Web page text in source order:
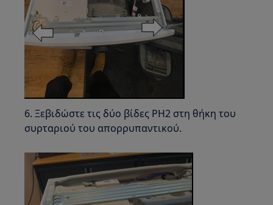
6. Ξεβιδώστε τις δύο βίδες PH2 στη θήκη του
συρταριού του απορρυπαντικού.